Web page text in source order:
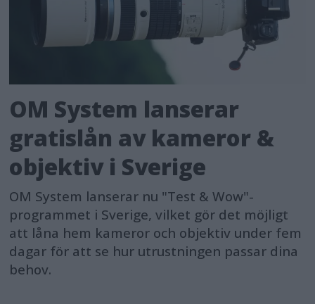
OM System lanserar
gratislån av kameror &
objektiv i Sverige
OM System lanserar nu "Test & Wow"-
programmet i Sverige, vilket gör det möjligt
att låna hem kameror och objektiv under fem
dagar för att se hur utrustningen passar dina
behov.